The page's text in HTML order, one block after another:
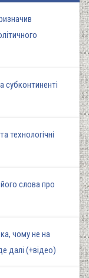
субконтиненті
технологічні
слова про
чому не на
далі (+відео)